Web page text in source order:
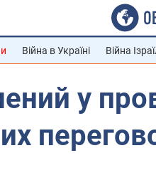
Війна в Україні Війна
у